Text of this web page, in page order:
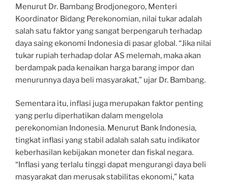
Menurut Dr. Bambang Brodjonegoro, Menteri
Koordinator Bidang Perekonomian, nilai tukar adalah
salah satu faktor yang sangat berpengaruh terhadap
daya saing ekonomi Indonesia di pasar global. “Jika nilai
tukar rupiah terhadap dolar AS melemah, maka akan
berdampak pada kenaikan harga barang impor dan
menurunnya daya beli masyarakat,” ujar Dr. Bambang.
Sementara itu, inflasi juga merupakan faktor penting
yang perlu diperhatikan dalam mengelola
perekonomian Indonesia. Menurut Bank Indonesia,
tingkat inflasi yang stabil adalah salah satu indikator
keberhasilan kebijakan moneter dan fiskal negara.
“Inflasi yang terlalu tinggi dapat mengurangi daya beli
masyarakat dan merusak stabilitas ekonomi,” kata